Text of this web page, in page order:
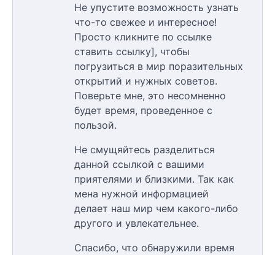
Не упустите возможность узнать
что-то свежее и интересное!
Просто кликните по ссылке
ставить ссылку], чтобы
погрузиться в мир поразительных
открытий и нужных советов.
Поверьте мне, это несомненно
будет время, проведенное с
пользой.
Не смущяйтесь разделиться
данной ссылкой с вашими
приятелями и близкими. Так как
мена нужной информацией
делает наш мир чем какого-либо
другого и увлекательнее.
Спасибо, что обнаружили время